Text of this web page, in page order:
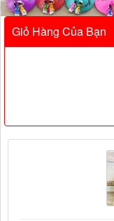
Giỏ Hàng Của Bạn